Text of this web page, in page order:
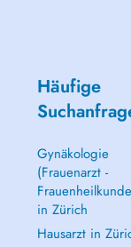
Häufige
Gynäkologie
(Frauenarzt -
in Zürich
Hausarzt in